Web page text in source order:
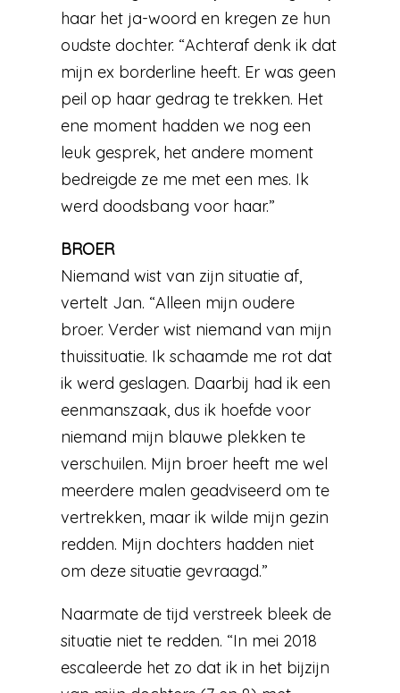
haar het ja-woord en kregen ze hun
oudste dochter. “Achteraf denk ik dat
mijn ex borderline heeft. Er was geen
peil op haar gedrag te trekken. Het
ene moment hadden we nog een
leuk gesprek, het andere moment
bedreigde ze me met een mes. Ik
werd doodsbang voor haar.”
BROER
Niemand wist van zijn situatie af,
vertelt Jan. “Alleen mijn oudere
broer. Verder wist niemand van mijn
thuissituatie. Ik schaamde me rot dat
ik werd geslagen. Daarbij had ik een
eenmanszaak, dus ik hoefde voor
niemand mijn blauwe plekken te
verschuilen. Mijn broer heeft me wel
meerdere malen geadviseerd om te
vertrekken, maar ik wilde mijn gezin
redden. Mijn dochters hadden niet
om deze situatie gevraagd.”
Naarmate de tijd verstreek bleek de
situatie niet te redden. “In mei 2018
escaleerde het zo dat ik in het bijzijn